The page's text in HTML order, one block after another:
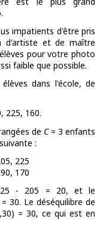
impatients d'être pris
d'artiste et de maître
pour votre photo
faible que possible.
élèves dans l'école, de
225, 160.
de C= 3 enfants
:
225
170
- 205 = 20, et le
30. Le déséquilibre de
= 30, ce qui est en